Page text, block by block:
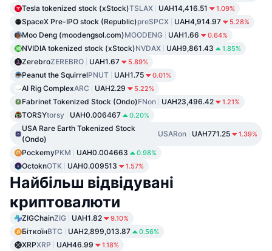
Tesla tokenized stock (xStock)TSLAX UAH14,416.51 1.09%
SpaceX Pre-IPO stock (Republic)preSPCX UAH4,914.97 5.28%
Moo Deng (moodengsol.com)MOODENG UAH1.66 0.64%
NVIDIA tokenized stock (xStock)NVDAX UAH9,861.43 1.85%
ZerebroZEREBRO UAH1.67 5.89%
Peanut the SquirrelPNUT UAH1.75 0.01%
AI Rig ComplexARC UAH2.29 5.22%
Fabrinet Tokenized Stock (Ondo)FNon UAH23,496.42 1.21%
TORSYtorsy UAH0.006467 0.20%
USA Rare Earth Tokenized Stock
(Ondo)
USARon UAH771.25 1.39%
PockemyPKM UAH0.004663 0.98%
OctoknOTK UAH0.009513 1.57%
Найбільш відвідувані
криптовалюти
ZIGChainZIG UAH1.82 9.10%
БіткоїнBTC UAH2,899,013.87 0.56%
XRPXRP UAH46.99 1.18%